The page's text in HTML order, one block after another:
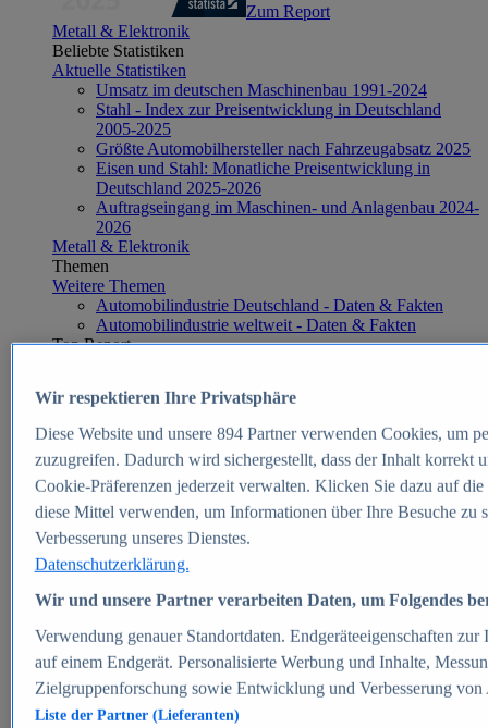
Zum Report
Metall & Elektronik
Beliebte Statistiken
Aktuelle Statistiken
Umsatz im deutschen Maschinenbau 1991-2024
Stahl - Index zur Preisentwicklung in Deutschland
2005-2025
Größte Automobilhersteller nach Fahrzeugabsatz 2025
Eisen und Stahl: Monatliche Preisentwicklung in
Deutschland 2025-2026
Auftragseingang im Maschinen- und Anlagenbau 2024-
2026
Metall & Elektronik
Themen
Weitere Themen
Automobilindustrie Deutschland - Daten & Fakten
Automobilindustrie weltweit - Daten & Fakten
Top Report
Zum Report
E-commerce
Beliebte Statistiken
Aktuelle Statistiken
E-Commerce - Entwicklung des Umsatzes in
Deutschland 1999-2025
Umsatz von Amazon in Deutschland und weltweit
2010-2025
B2C-E-Commerce: Top-50 Online Shops in
Deutschland 2024
Marktanteile von Online-Zahlungsverfahren in
Deutschland 2024
Umsatzstarke Warengruppen im Online-Handel in
Deutschland 2023-2025
Wir respektieren Ihre Privatsphäre
Diese Website und unsere 894Partner verwenden Cookies, um
zuzugreifen. Dadurch wird sichergestellt, dass der Inhalt korrekt
Cookie-Präferenzen jederzeit verwalten. Klicken Sie dazu auf
diese Mittel verwenden, um Informationen über Ihre Besuche
Verbesserung unseres Dienstes.
Datenschutzerklärung.
Wir und unsere Partner verarbeiten Daten, um Folgendes
Verwendung genauer Standortdaten. Endgeräteeigenschaften
auf einem Endgerät. Personalisierte Werbung und Inhalte,
Zielgruppenforschung sowie Entwicklung und Verbesserung von
Liste der Partner (Lieferanten)